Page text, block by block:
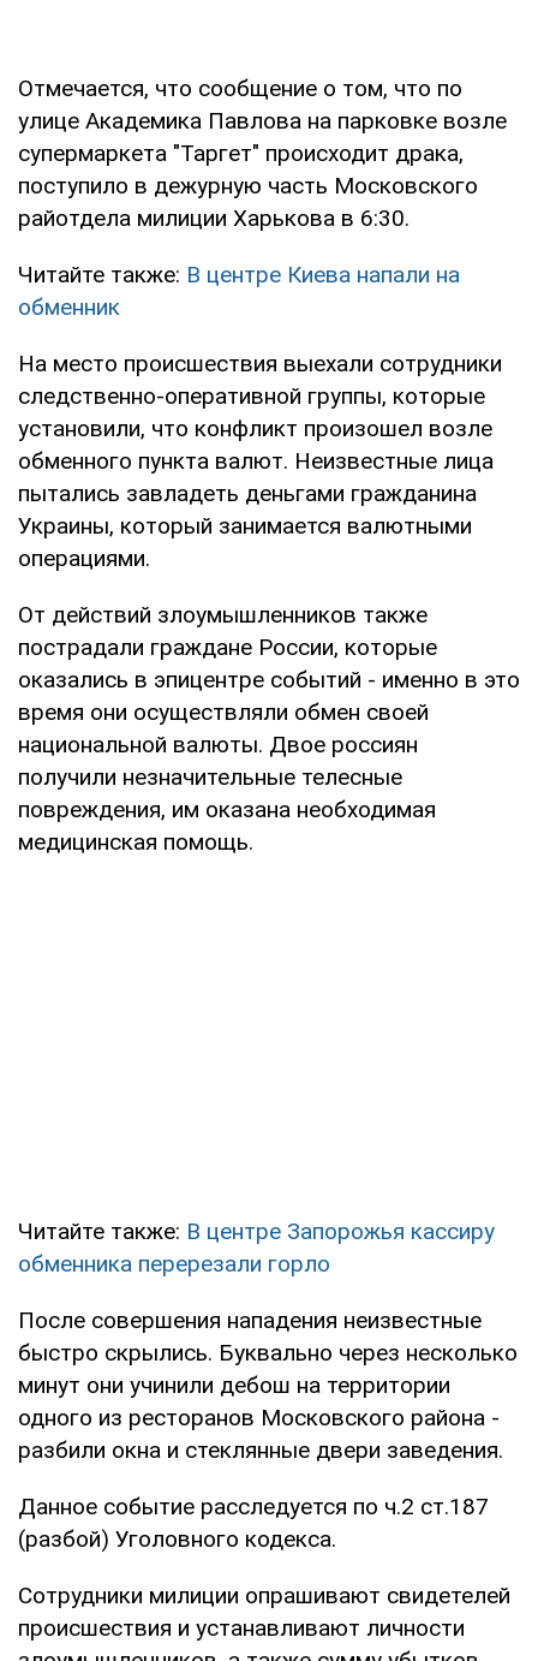
Отмечается, что сообщение о том, что по
улице Академика Павлова на парковке возле
супермаркета "Таргет" происходит драка,
поступило в дежурную часть Московского
райотдела милиции Харькова в 6:30.
Читайте также: В центре Киева напали на
обменник
На место происшествия выехали сотрудники
следственно-оперативной группы, которые
установили, что конфликт произошел возле
обменного пункта валют. Неизвестные лица
пытались завладеть деньгами гражданина
Украины, который занимается валютными
операциями.
От действий злоумышленников также
пострадали граждане России, которые
оказались в эпицентре событий - именно в это
время они осуществляли обмен своей
национальной валюты. Двое россиян
получили незначительные телесные
повреждения, им оказана необходимая
медицинская помощь.
Читайте также: В центре Запорожья кассиру
обменника перерезали горло
После совершения нападения неизвестные
быстро скрылись. Буквально через несколько
минут они учинили дебош на территории
одного из ресторанов Московского района -
разбили окна и стеклянные двери заведения.
Данное событие расследуется по ч.2 ст.187
(разбой) Уголовного кодекса.
Сотрудники милиции опрашивают свидетелей
происшествия и устанавливают личности